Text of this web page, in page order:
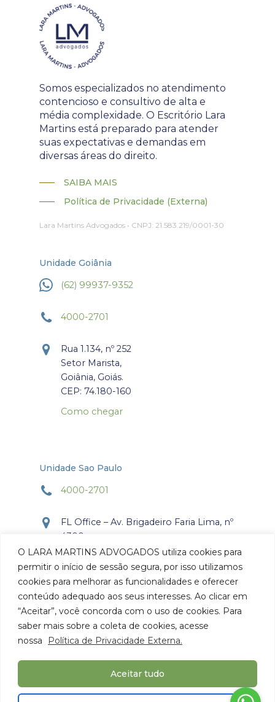
O LARA MARTINS ADVOGADOS utiliza cookies para
permitir o início de sessão segura, por isso utilizamos
cookies para melhorar as funcionalidades e oferecer
conteúdo adequado aos seus interesses. Ao clicar em
“Aceitar”, você concorda com o uso de cookies. Para
saber mais sobre a coleta de cookies, acesse
nossa
Política de Privacidade Externa.
Aceitar tudo
Somos especializados no atendimento
contencioso e consultivo de alta e
média complexidade. O Escritório Lara
Martins está preparado para atender
suas expectativas e demandas em
diversas áreas do direito.
SAIBA MAIS
Política de Privacidade (Externa)
Lara Martins Advogados • CNPJ: 21.583.219/0001-30
Unidade Goiânia
(62) 99937-9352
4000-2701
Rua 1.134, nº 252
Setor Marista,
Goiânia, Goiás.
CEP: 74.180-160
Como chegar
Unidade Sao Paulo
4000-2701
FL Office – Av. Brigadeiro Faria Lima, nº
4300
Torre Office – Sala 804
Itaim Bibi, São Paulo, SP.
CEP: 04.538-132
Como chegar